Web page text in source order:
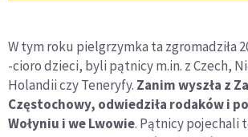
W tym roku pielgrzymka ta zgromadziła
-cioro dzieci, byli pątnicy m.in. z Czech,
Holandii czy Teneryfy. Zanim wyszła z
Częstochowy, odwiedziła rodaków i
Wołyniu i we Lwowie. Pątnicy pojechali